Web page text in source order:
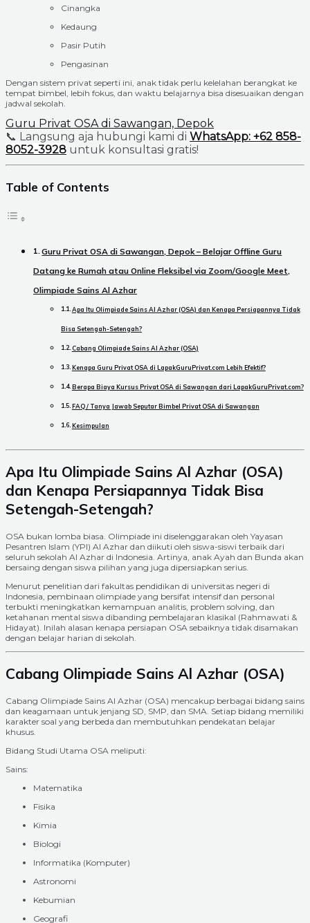
Cinangka
Kedaung
Pasir Putih
Pengasinan
Dengan sistem privat seperti ini, anak tidak perlu kelelahan berangkat ke
tempat bimbel, lebih fokus, dan waktu belajarnya bisa disesuaikan dengan
jadwal sekolah.
Guru Privat OSA di Sawangan, Depok
📞 Langsung aja hubungi kami di WhatsApp: +62 858-
8052-3928 untuk konsultasi gratis!
Table of Contents
Guru Privat OSA di Sawangan, Depok – Belajar Offline Guru
Datang ke Rumah atau Online Fleksibel via Zoom/Google Meet,
Olimpiade Sains Al Azhar
Apa Itu Olimpiade Sains Al Azhar (OSA) dan Kenapa Persiapannya Tidak
Bisa Setengah-Setengah?
Cabang Olimpiade Sains Al Azhar (OSA)
Kenapa Guru Privat OSA di LapakGuruPrivat.com Lebih Efektif?
Berapa Biaya Kursus Privat OSA di Sawangan dari LapakGuruPrivat.com?
FAQ / Tanya Jawab Seputar Bimbel Privat OSA di Sawangan
Kesimpulan
Apa Itu Olimpiade Sains Al Azhar (OSA)
dan Kenapa Persiapannya Tidak Bisa
Setengah-Setengah?
OSA bukan lomba biasa. Olimpiade ini diselenggarakan oleh Yayasan
Pesantren Islam (YPI) Al Azhar dan diikuti oleh siswa-siswi terbaik dari
seluruh sekolah Al Azhar di Indonesia. Artinya, anak Ayah dan Bunda akan
bersaing dengan siswa pilihan yang juga dipersiapkan serius.
Menurut penelitian dari fakultas pendidikan di universitas negeri di
Indonesia, pembinaan olimpiade yang bersifat intensif dan personal
terbukti meningkatkan kemampuan analitis, problem solving, dan
ketahanan mental siswa dibanding pembelajaran klasikal (Rahmawati &
Hidayat). Inilah alasan kenapa persiapan OSA sebaiknya tidak disamakan
dengan belajar harian di sekolah.
Cabang Olimpiade Sains Al Azhar (OSA)
Cabang Olimpiade Sains Al Azhar (OSA) mencakup berbagai bidang sains
dan keagamaan untuk jenjang SD, SMP, dan SMA. Setiap bidang memiliki
karakter soal yang berbeda dan membutuhkan pendekatan belajar
khusus.
Bidang Studi Utama OSA meliputi:
Sains:
Matematika
Fisika
Kimia
Biologi
Informatika (Komputer)
Astronomi
Kebumian
Geografi